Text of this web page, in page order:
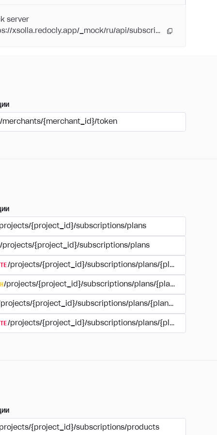
server
https://xsolla.redocly.app/_mock/ru/api/subscriptions/
/merchants/{merchant_id}/token
{project_id}/subscriptions/plans
/projects/{project_id}/subscriptions/plans
/projects/{project_id}/subscriptions/plans/{plan_id}
/projects/{project_id}/subscriptions/plans/{plan_id}
{project_id}/subscriptions/plans/{plan_id}
/projects/{project_id}/subscriptions/plans/{plan_id}/delete
{project_id}/subscriptions/products